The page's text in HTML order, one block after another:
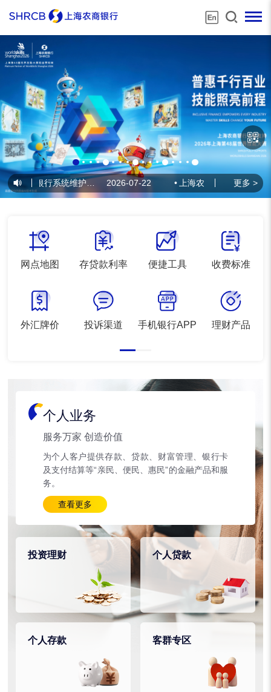
海农商银行系统维护公告 2026-07-22 上海农商银行系统维护公告
更多 >
网点地图
外汇牌价
存贷款利率
投诉渠道
便捷工具
手机银行APP
收费标准
理财产品
个人业务
服务万家 创造价值
为个人客户提供存款、贷款、财富管理、银行卡
及支付结算等“亲民、便民、惠民”的金融产品和服
务。
查看更多
投资理财 个人贷款
个人存款 客群专区